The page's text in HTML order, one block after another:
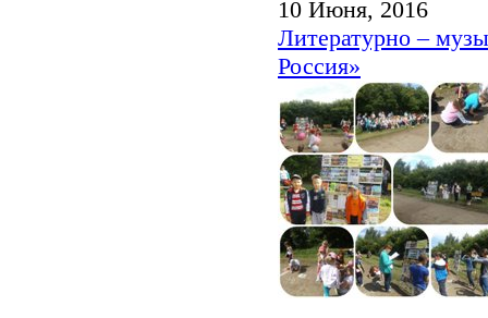
10 Июня, 2016
Литературно –
Россия»